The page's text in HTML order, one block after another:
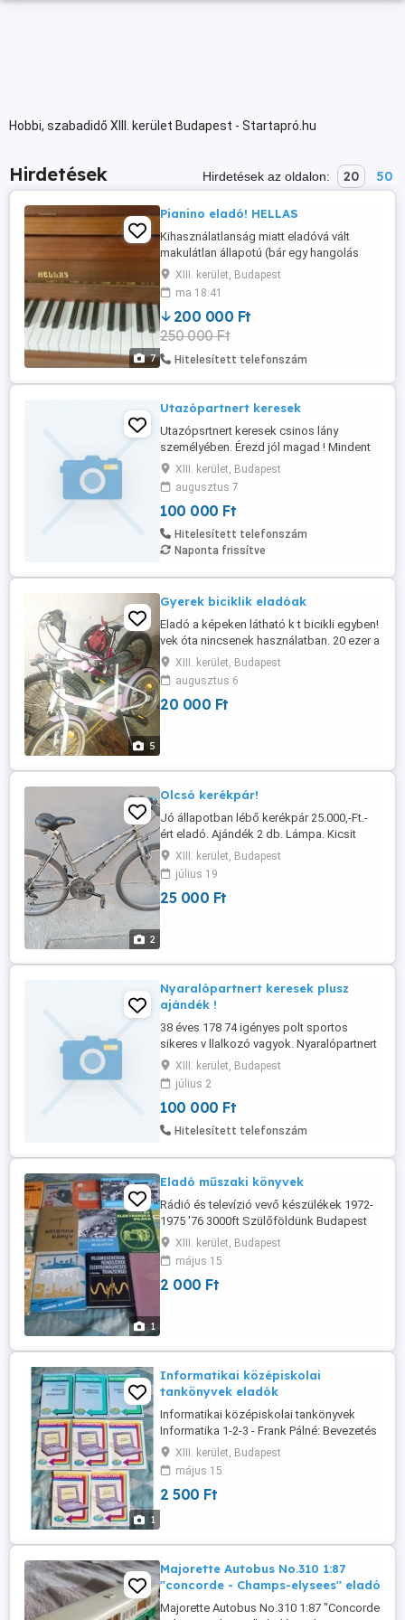
Hobbi, szabadidő XIII. kerület Budapest - Startapró.hu
Hirdetések Hirdetések az oldalon: 20 50
7
Pianino eladó! HELLAS
Kihasználatlanság miatt eladóvá vált
makulátlan állapotú (bár egy hangolás
ráfér) hangszerünk. Budapest XIII kerület
Szent István körút környékén magas
belmagasságú harmadik emeleti lakásból
kell elszállítani vétel esetén. A szállításban
sajnos nem tudunk segíteni, az a vevő
dolga lesz ezt kérem figyelembe ...
XIII. kerület, Budapest
ma 18:41
200 000 Ft
250 000 Ft
Hitelesített telefonszám
Utazópartnert keresek
Utazópsrtnert keresek csinos lány
személyében. Érezd jól magad ! Mindent
én fizetek. 38 éves 278 74 igényes polt
sportos sikeres v llalkozó vagyok.
XIII. kerület, Budapest
augusztus 7
100 000 Ft
Hitelesített telefonszám
Naponta frissítve
5
Gyerek biciklik eladóak
Eladó a képeken látható k t bicikli egyben!
vek óta nincsenek használatban. 20 ezer a
kettő egyben.
XIII. kerület, Budapest
augusztus 6
20 000 Ft
2
Olcsó kerékpár!
Jó állapotban lébő kerékpár 25.000,-Ft.-
ért eladó. Ajándék 2 db. Lámpa. Kicsit
alkuképes.
XIII. kerület, Budapest
július 19
25 000 Ft
Nyaralópartnert keresek plusz
ajándék !
38 éves 178 74 igényes polt sportos
sikeres v llalkozó vagyok. Nyaralópartnert
keresek fiatal lány személyében. Mindent
én fizetek. Keress bátran. Az aj ndékot Te
v lasztod !
XIII. kerület, Budapest
július 2
100 000 Ft
Hitelesített telefonszám
1
Eladó műszaki könyvek
Rádió és televízió vevő készülékek 1972-
1975 '76 3000ft Szülőföldünk Budapest
'80 2000ft Villamosenergia-rendszerek
elektromágneses tranziensei '86 3000ft
Zsebszámológép-programok
építőmérnököknek '86 3000ft Hobbim az
XIII. kerület, Budapest
május 15
2 000 Ft
1
Informatikai középiskolai
tankönyvek eladók
Informatikai középiskolai tankönyvek
Informatika 1-2-3 - Frank Pálné: Bevezetés
az informatikába - Faránki Gyula:
Informatikai eszközök - Busi Lajos:
Számítógépes szoftverek Informatika 9-
11-14-17-18 - Bánhegyi Zoltán: dbase iii
XIII. kerület, Budapest
május 15
2 500 Ft
Majorette Autobus No.310 1:87
"concorde - Champs-elysees" eladó
Majorette Autobus No.310 1:87 "Concorde